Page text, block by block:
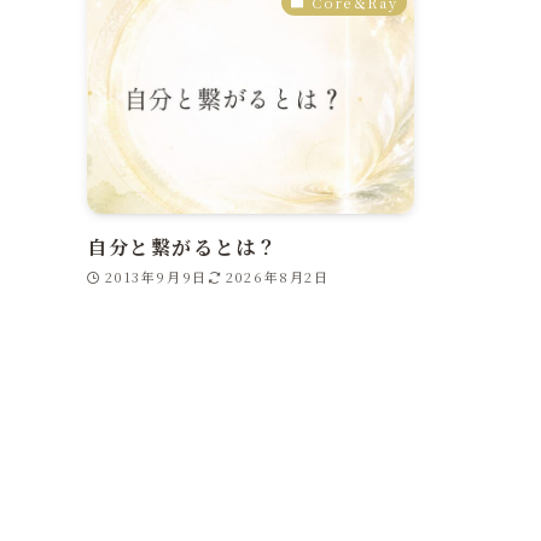
自分と繋がるとは？
2013年9月9日 2026年8月2日